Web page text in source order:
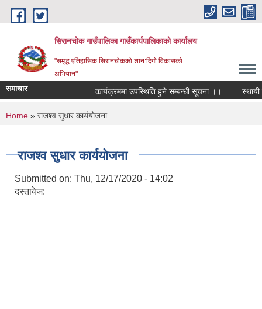
Skip to main content
सिरानचोक गाउँपालिका गाउँकार्यपालिकाको कार्यालय
"समृद्ध एतिहासिक सिरानचोकको शान:दिगो विकासको
अभियान"
समाचार कार्यक्रममा उपस्थिति हुने सम्बन्धी सूचना ।। स्थायी
You are here
Home » राजश्व सुधार कार्ययोजना
राजश्व सुधार कार्ययोजना
Submitted on: Thu, 12/17/2020 - 14:02
दस्तावेज: